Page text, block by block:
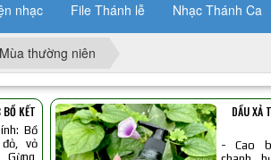
nhạc File Thánh lễ Nhạc Thánh Ca
Mùa thường niên